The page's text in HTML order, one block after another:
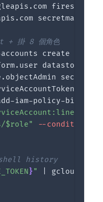
+ 掛 8 個角色
iam-policy-
line-bot-
$role" --condition
shell history
}" | gcloud